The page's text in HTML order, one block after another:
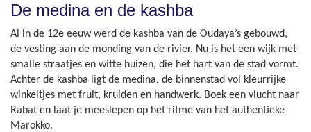
De medina en de kashba
Al in de 12e eeuw werd de kashba van de Oudaya’s gebouwd,
de vesting aan de monding van de rivier. Nu is het een wijk met
smalle straatjes en witte huizen, die het hart van de stad vormt.
Achter de kashba ligt de medina, de binnenstad vol kleurrijke
winkeltjes met fruit, kruiden en handwerk. Boek een vlucht naar
Rabat en laat je meeslepen op het ritme van het authentieke
Marokko.